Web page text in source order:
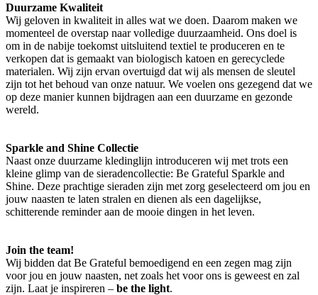
Duurzame Kwaliteit
Wij geloven in kwaliteit in alles wat we doen. Daarom maken we
momenteel de overstap naar volledige duurzaamheid. Ons doel is
om in de nabije toekomst uitsluitend textiel te produceren en te
verkopen dat is gemaakt van biologisch katoen en gerecyclede
materialen. Wij zijn ervan overtuigd dat wij als mensen de sleutel
zijn tot het behoud van onze natuur. We voelen ons gezegend dat we
op deze manier kunnen bijdragen aan een duurzame en gezonde
wereld.
Sparkle and Shine Collectie
Naast onze duurzame kledinglijn introduceren wij met trots een
kleine glimp van de sieradencollectie: Be Grateful Sparkle and
Shine. Deze prachtige sieraden zijn met zorg geselecteerd om jou en
jouw naasten te laten stralen en dienen als een dagelijkse,
schitterende reminder aan de mooie dingen in het leven.
Join the team!
Wij bidden dat Be Grateful bemoedigend en een zegen mag zijn
voor jou en jouw naasten, net zoals het voor ons is geweest en zal
zijn. Laat je inspireren – be the light.